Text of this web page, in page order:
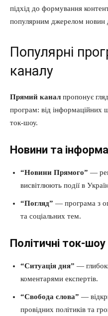
підхід до формування
популярним джерелом новин
Популярні
каналу
Прямий канал пропонує
програм: від інформаційних
ток-шоу.
Новини та
“Новини Прямого” —
висвітлюють події в
“Погляд” — програма з
та соціальних тем.
Політичні ток-шоу
“Ситуація дня” —
коментарями експертів.
“Свобода слова” —
провідних політиків та